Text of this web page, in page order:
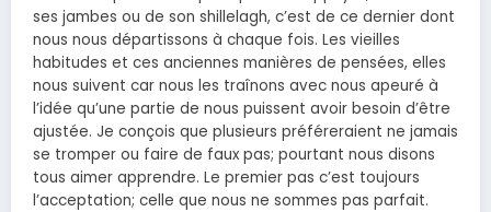
ses jambes ou de son shillelagh, c’est de ce dernier dont
nous nous départissons à chaque fois. Les vieilles
habitudes et ces anciennes manières de pensées, elles
nous suivent car nous les traînons avec nous apeuré à
l’idée qu’une partie de nous puissent avoir besoin d’être
ajustée. Je conçois que plusieurs préféreraient ne jamais
se tromper ou faire de faux pas; pourtant nous disons
tous aimer apprendre. Le premier pas c’est toujours
l’acceptation; celle que nous ne sommes pas parfait.